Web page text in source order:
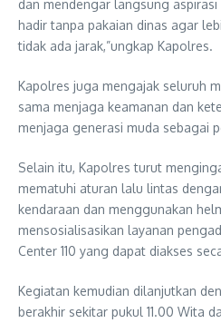
dan mendengar langsung
hadir tanpa pakaian dinas agar
tidak ada jarak,”ungkap Kapolres.
Kapolres juga mengajak seluruh
sama menjaga keamanan dan
menjaga generasi muda sebagai
Selain itu, Kapolres turut
mematuhi aturan lalu lintas
kendaraan dan menggunakan
mensosialisasikan layanan
Center 110 yang dapat diakses
Kegiatan kemudian dilanjutkan
berakhir sekitar pukul 11.00 Wita